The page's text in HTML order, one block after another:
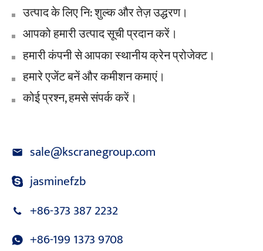
उत्पाद के लिए नि: शुल्क और तेज़ उद्धरण।
आपको हमारी उत्पाद सूची प्रदान करें।
हमारी कंपनी से आपका स्थानीय क्रेन प्रोजेक्ट।
हमारे एजेंट बनें और कमीशन कमाएं।
कोई प्रश्न, हमसे संपर्क करें।
sale@kscranegroup.com
jasminefzb
+86-373 387 2232
+86-199 1373 9708